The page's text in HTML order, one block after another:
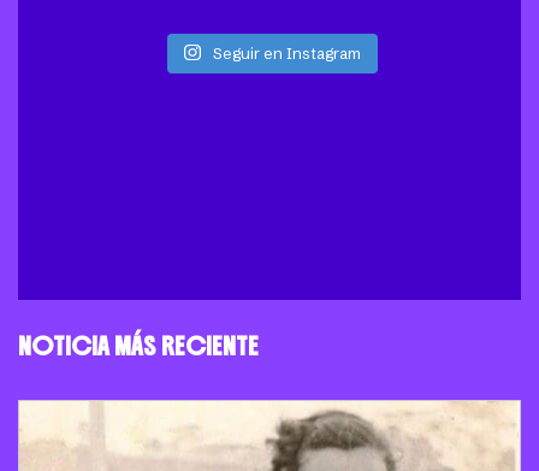
Seguir en Instagram
NOTICIA MÁS RECIENTE